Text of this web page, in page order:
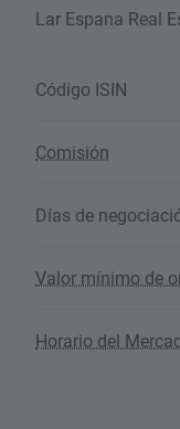
Lar Espana Real
Código ISIN
Comisión
Días de
Valor mínimo de
Horario del